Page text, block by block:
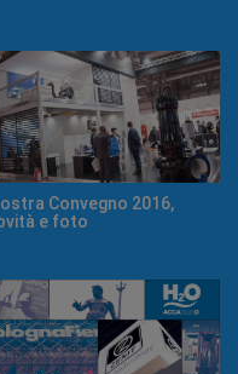
Zenit a Imola SBK